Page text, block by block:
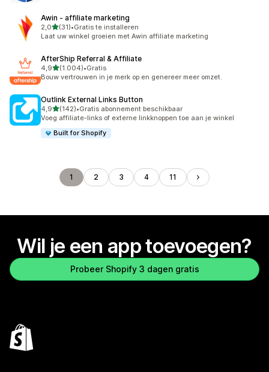
Awin ‑ affiliate marketing
2,0van 5 sterren
(31)
31 recensies in totaal
•Gratis te installeren
Laat uw winkel groeien met Awin affiliate marketing
AfterShip Referral & Affiliate
4,9van 5 sterren
(1.004)
1004 recensies in totaal
•Gratis
Bouw vertrouwen in je merk op en genereer meer omzet.
Outlink External Links Button
4,9van 5 sterren
(142)
142 recensies in totaal
•Gratis abonnement beschikbaar
Voeg affiliate-links of externe linkknoppen toe aan je winkel
Built for Shopify
1 2 3 4 11
Wil je een app toevoegen?
Probeer Shopify 3 dagen gratis